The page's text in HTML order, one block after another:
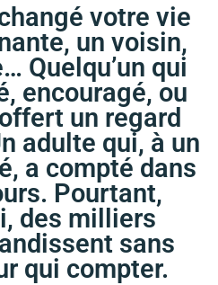
votre vie
un voisin,
Quelqu’un qui
encouragé, ou
un regard
adulte qui, à un
a compté dans
Pourtant,
des milliers
sans
qui compter.